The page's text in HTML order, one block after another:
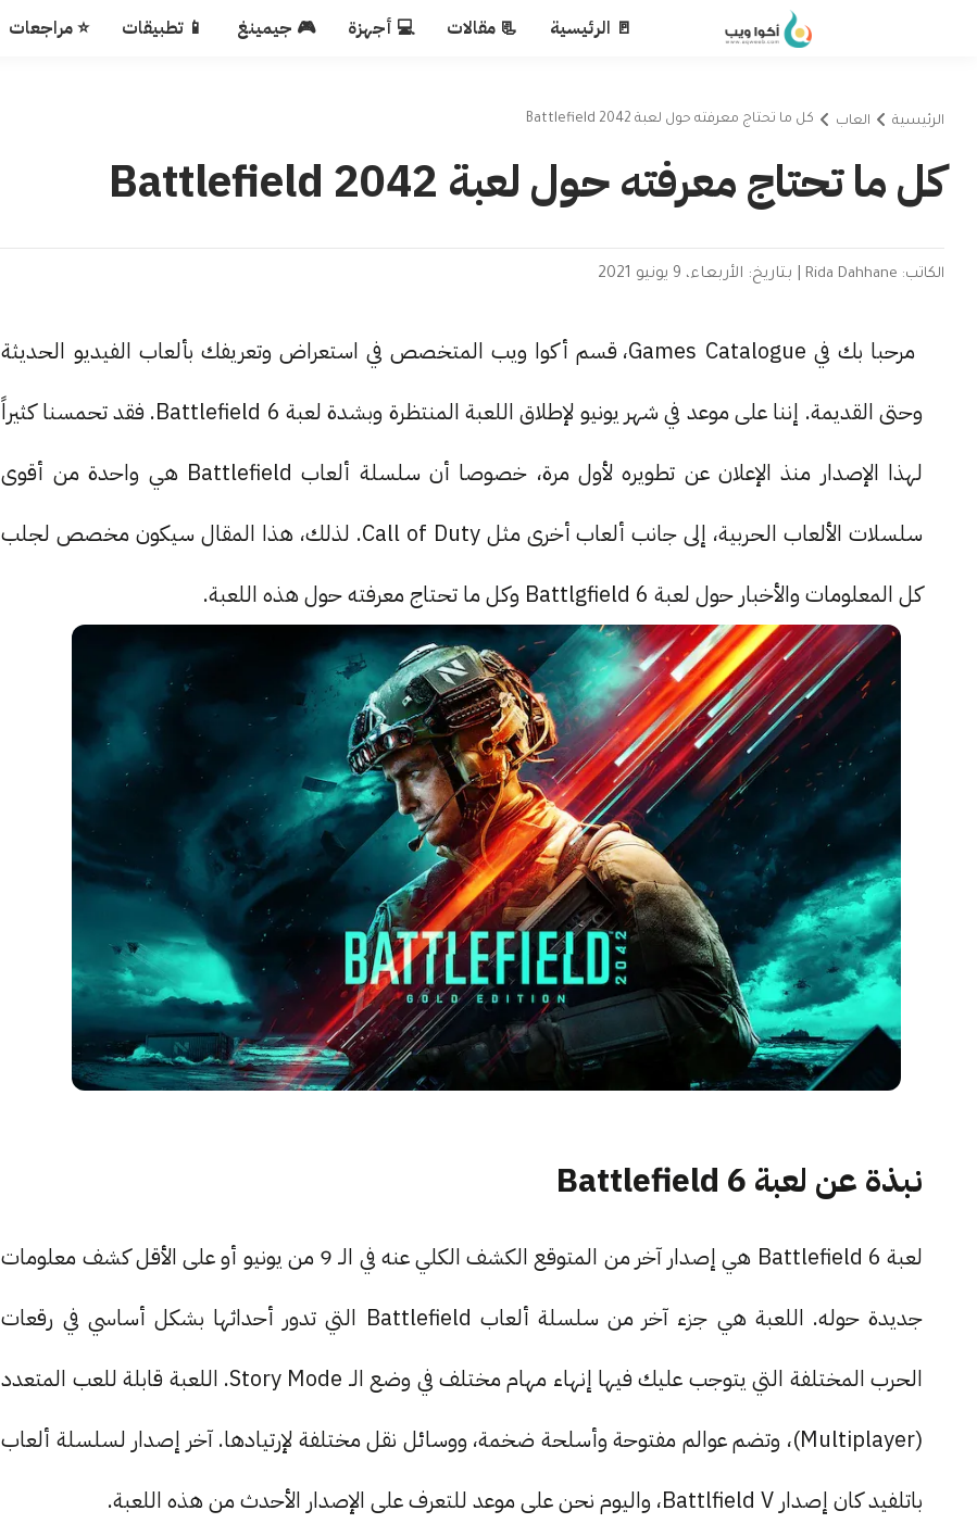
🚪 الرئيسية 📃 مقالات 💻 أجهزة 🎮 جيمينغ 📱 تطبيقات ⭐ مراجعات
الرئيسية العاب كل ما تحتاج معرفته حول لعبة Battlefield 2042
كل ما تحتاج معرفته حول لعبة Battlefield 2042
الكاتب: Rida Dahhane بتاريخ: الأربعاء، 9 يونيو 2021
مرحبا بك في Games Catalogue، قسم أكوا ويب المتخصص في استعراض وتعريفك بألعاب الفيديو الحديثة
وحتى القديمة. إننا على موعد في شهر يونيو لإطلاق اللعبة المنتظرة وبشدة لعبة Battlefield 6. فقد تحمسنا كثيراً
لهذا الإصدار منذ الإعلان عن تطويره لأول مرة، خصوصا أن سلسلة ألعاب Battlefield هي واحدة من أقوى
سلسلات الألعاب الحربية، إلى جانب ألعاب أخرى مثل Call of Duty. لذلك، هذا المقال سيكون مخصص لجلب
كل المعلومات والأخبار حول لعبة Battlgfield 6 وكل ما تحتاج معرفته حول هذه اللعبة.
نبذة عن لعبة Battlefield 6
لعبة Battlefield 6 هي إصدار آخر من المتوقع الكشف الكلي عنه في الـ 9 من يونيو أو على الأقل كشف معلومات
جديدة حوله. اللعبة هي جزء آخر من سلسلة ألعاب Battlefield التي تدور أحداثها بشكل أساسي في رقعات
الحرب المختلفة التي يتوجب عليك فيها إنهاء مهام مختلف في وضع الـ Story Mode. اللعبة قابلة للعب المتعدد
(Multiplayer)، وتضم عوالم مفتوحة وأسلحة ضخمة، ووسائل نقل مختلفة لإرتيادها. آخر إصدار لسلسلة ألعاب
باتلفيد كان إصدار Battlfield V، واليوم نحن على موعد للتعرف على الإصدار الأحدث من هذه اللعبة.